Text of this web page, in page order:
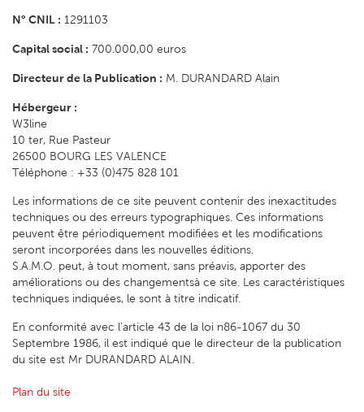
N° CNIL : 1291103
Capital social : 700.000,00 euros
Directeur de la Publication : M. DURANDARD Alain
Hébergeur :
W3line
10 ter, Rue Pasteur
26500 BOURG LES VALENCE
Téléphone : +33 (0)475 828 101
Les informations de ce site peuvent contenir des inexactitudes
techniques ou des erreurs typographiques. Ces informations
peuvent être périodiquement modifiées et les modifications
seront incorporées dans les nouvelles éditions.
S.A.M.O. peut, à tout moment, sans préavis, apporter des
améliorations ou des changementsà ce site. Les caractéristiques
techniques indiquées, le sont à titre indicatif.
En conformité avec l'article 43 de la loi n86-1067 du 30
Septembre 1986, il est indiqué que le directeur de la publication
du site est Mr DURANDARD ALAIN.
Plan du site